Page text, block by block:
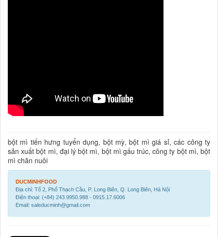
bột mì tiến hưng tuyển dụng, bột mỳ, bột mì giá sỉ, các công ty
sản xuất bột mì, đại lý bột mì, bột mì gấu trúc, công ty bột mì, bột
mì chăn nuôi
DUCMINHFOOD
Địa chỉ: Tổ 2, Phố Thạch Cầu, P. Long Biên, Q. Long Biên, Hà Nội
Điện thoại: (+84) 243.9950.988 - 0915.17.6006
Email: saleducminh@gmail.com